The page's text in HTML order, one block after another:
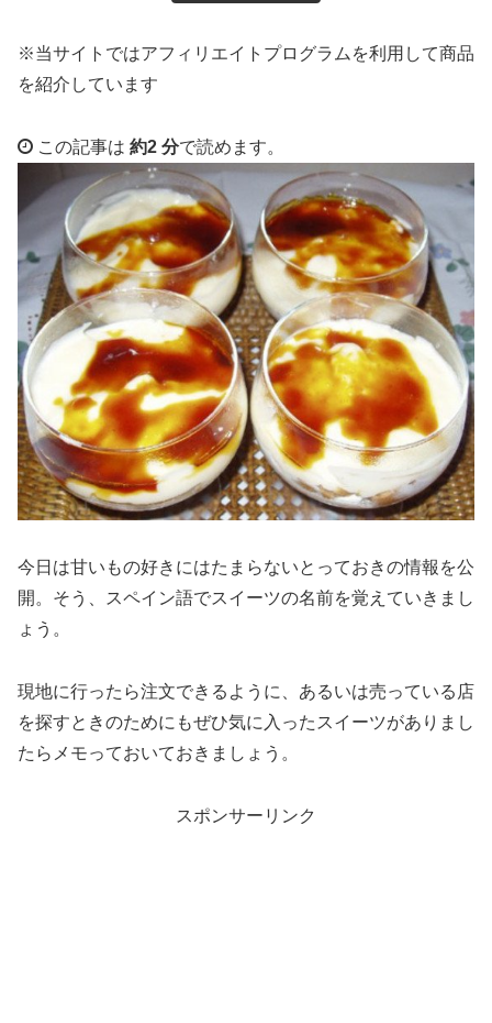
※当サイトではアフィリエイトプログラムを利用して商品
を紹介しています
この記事は 約2 分で読めます。
今日は甘いもの好きにはたまらないとっておきの情報を公
開。そう、スペイン語でスイーツの名前を覚えていきまし
ょう。
現地に行ったら注文できるように、あるいは売っている店
を探すときのためにもぜひ気に入ったスイーツがありまし
たらメモっておいておきましょう。
スポンサーリンク